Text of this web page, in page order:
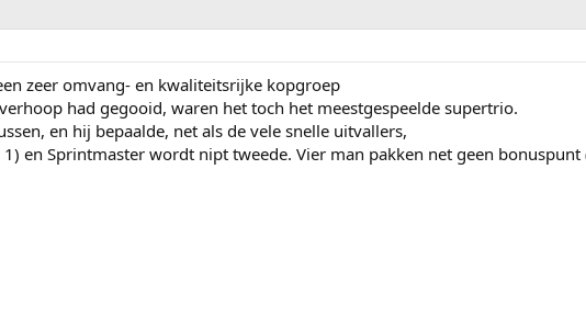
zeer omvang- en kwaliteitsrijke kopgroep
had gegooid, waren het toch het meestgespeelde supertrio.
en hij bepaalde, net als de vele snelle uitvallers,
en Sprintmaster wordt nipt tweede. Vier man pakken net geen bonuspunt